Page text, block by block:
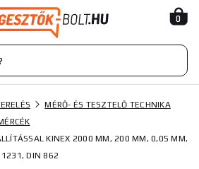
0
MÉRŐ- ÉS TESZTELŐ TECHNIKA
KINEX 2000 MM, 200 MM, 0,05 MM,
1231, DIN 862